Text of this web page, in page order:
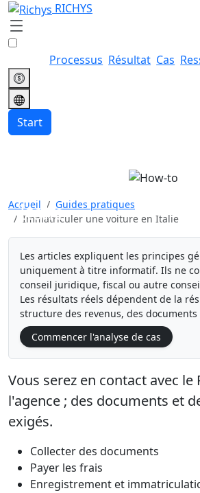
RICHYS
Processus Résultat Cas
Start
Immatriculer une
Italie
Accueil
Guides pratiques
Immatriculer une voiture en Italie
Les articles expliquent les principes
uniquement à titre informatif. Ils ne
conseil juridique, fiscal ou autre
Les résultats réels dépendent de la
structure des revenus, des
Commencer l'analyse de cas
Vous serez en contact avec le
l'agence ; des documents et
exigés.
Collecter des documents
Payer les frais
Enregistrement et